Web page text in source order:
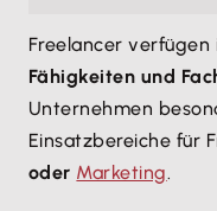
Freelancer
Fähigkeiten und
Unternehmen
Einsatzbereiche für
oder Marketing.